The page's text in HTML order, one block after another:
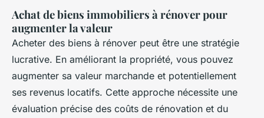
Achat de biens immobiliers à rénover pour
augmenter la valeur
Acheter des biens à rénover peut être une stratégie
lucrative. En améliorant la propriété, vous pouvez
augmenter sa valeur marchande et potentiellement
ses revenus locatifs. Cette approche nécessite une
évaluation précise des coûts de rénovation et du